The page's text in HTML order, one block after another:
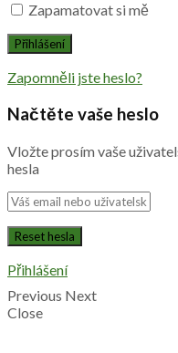
Zapamatovat si mě
Zapomněli jste heslo?
Načtěte vaše heslo
Vložte prosím vaše
hesla
Přihlášení
Previous Next
Close